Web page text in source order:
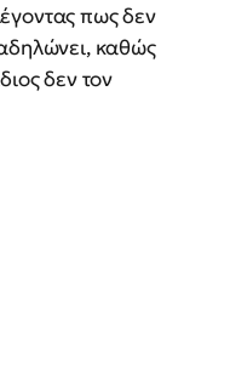
πως δεν
καθώς
δεν τον